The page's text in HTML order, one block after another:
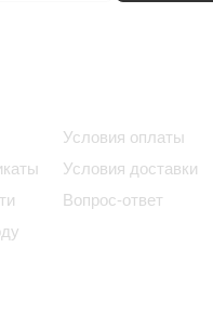
Условия оплаты
Условия доставки
Вопрос-ответ